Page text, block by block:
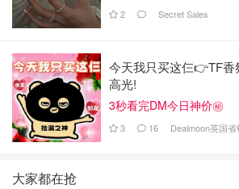
❌ 预约只能设置8小时，不能自由调整
2 Secret Sales
今天我只买这仨👉TF香
高光!
3秒看完DM今日神价㊙️
3 16 Dealmoon英国省
大家都在抢